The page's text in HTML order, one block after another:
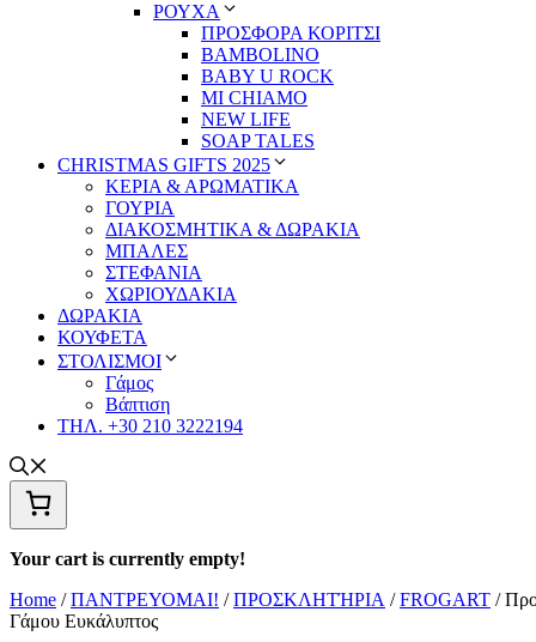
ΡΟΥΧΑ
ΠΡΟΣΦΟΡΑ ΚΟΡΙΤΣΙ
BAMBOLINO
BABY U ROCK
MI CHIAMO
NEW LIFE
SOAP TALES
CHRISTMAS GIFTS 2025
ΚΕΡΙΑ & ΑΡΩΜΑΤΙΚΑ
ΓΟΥΡΙΑ
ΔΙΑΚΟΣΜΗΤΙΚΑ & ΔΩΡΑΚΙΑ
ΜΠΑΛΕΣ
ΣΤΕΦΑΝΙΑ
ΧΩΡΙΟΥΔΑΚΙΑ
ΔΩΡΑΚΙΑ
ΚΟΥΦΕΤΑ
ΣΤΟΛΙΣΜΟΙ
Γάμος
Βάπτιση
ΤΗΛ. +30 210 3222194
Your cart is currently empty!
Home /ΠΑΝΤΡΕΥΟΜΑΙ! /ΠΡΟΣΚΛΗΤΉΡΙΑ /FROGART /
Γάμου Ευκάλυπτος